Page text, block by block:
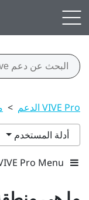
VIVE Pro الدعم >
أدلة المستخدم
Pro Menu